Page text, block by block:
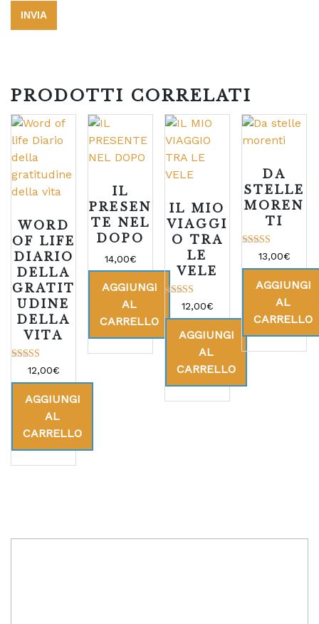
PRODOTTI CORRELATI
WORD
OF LIFE
DIARIO
DELLA
GRATIT
UDINE
DELLA
VITA
Valutato
5.00
su 5
12,00€
AGGIUNGI
AL
CARRELLO
IL
PRESEN
TE NEL
DOPO
14,00€
AGGIUNGI
AL
CARRELLO
IL MIO
VIAGGI
O TRA
LE
VELE
Valutato
5.00
su 5
12,00€
AGGIUNGI
AL
CARRELLO
DA
STELLE
MOREN
TI
Valutato
5.00
su 5
13,00€
AGGIUNGI
AL
CARRELLO